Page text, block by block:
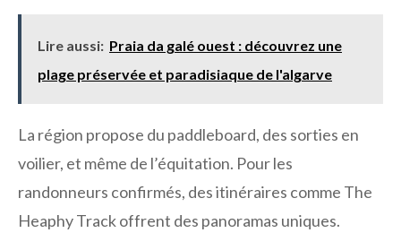
Lire aussi: Praia da galé ouest : découvrez une
plage préservée et paradisiaque de l'algarve
La région propose du paddleboard, des sorties en
voilier, et même de l’équitation. Pour les
randonneurs confirmés, des itinéraires comme The
Heaphy Track offrent des panoramas uniques.